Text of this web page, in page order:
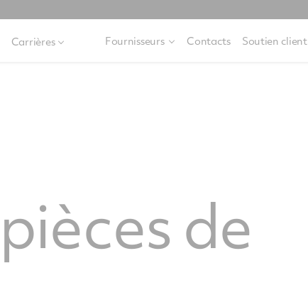
Carrières Fournisseurs Contacts Soutien client
de